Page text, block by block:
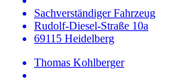
Sachverständiger Fahrzeug
Rudolf-Diesel-Straße 10a
69115 Heidelberg
Thomas Kohlberger